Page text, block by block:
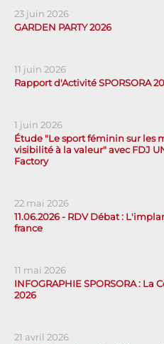
23 juin 2026
GARDEN PARTY 2026
11 juin 2026
Rapport d'Activité SPORSORA
1 juin 2026
Étude "Le sport féminin sur les
visibilité à la valeur" avec FDJ
Factory
22 mai 2026
11.06.2026 - RDV Débat :
france
11 mai 2026
INFOGRAPHIE SPORSORA : La
2026
21 avril 2026